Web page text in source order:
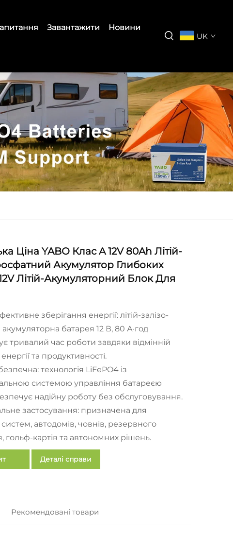
Завантажити
Новини
UK
Ціна YABO Клас A 12V 80Ah Літій-
Акумулятор Глибоких
Літій-Акумуляторний Блок Для
зберігання енергії: літій-залізо-
батарея 12 В, 80 А·год
тривалий час роботи завдяки відмінній
та продуктивності.
технологія LiFePO4 із
системою управління батареєю
надійну роботу без обслуговування.
застосування: призначена для
автодомів, човнів, резервного
гольф-картів та автономних рішень.
Деталі справи
Рекомендовані товари